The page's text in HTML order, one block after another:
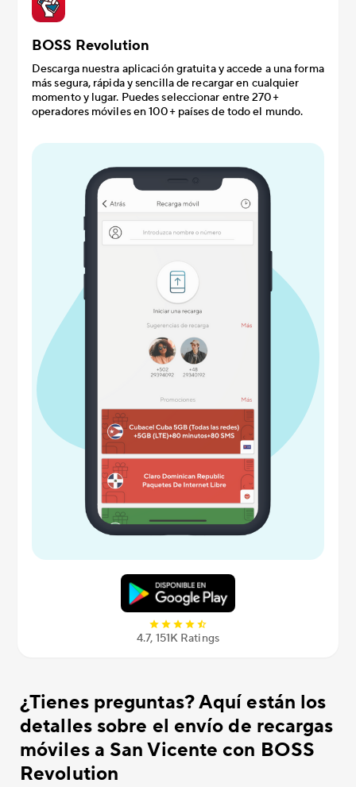
BOSS Revolution
Descarga nuestra aplicación gratuita y accede a una forma
más segura, rápida y sencilla de recargar en cualquier
momento y lugar. Puedes seleccionar entre 270+
operadores móviles en 100+ países de todo el mundo.
4.7, 151K Ratings
¿Tienes preguntas? Aquí están los
detalles sobre el envío de recargas
móviles a San Vicente con BOSS
Revolution